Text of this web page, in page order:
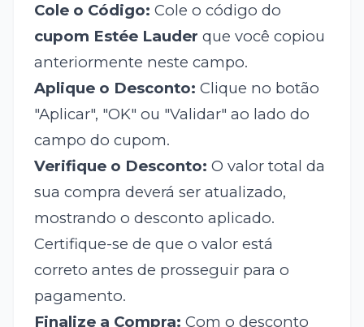
Cole o Código: Cole o código do
cupom Estée Lauder que você copiou
anteriormente neste campo.
Aplique o Desconto: Clique no botão
"Aplicar", "OK" ou "Validar" ao lado do
campo do cupom.
Verifique o Desconto: O valor total da
sua compra deverá ser atualizado,
mostrando o desconto aplicado.
Certifique-se de que o valor está
correto antes de prosseguir para o
pagamento.
Finalize a Compra: Com o desconto